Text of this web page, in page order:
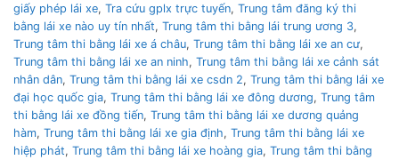
giấy phép lái xe, Tra cứu gplx trực tuyến, Trung tâm đăng ký thi
bằng lái xe nào uy tín nhất, Trung tâm thi bằng lái trung ương 3,
Trung tâm thi bằng lái xe á châu, Trung tâm thi bằng lái xe an cư,
Trung tâm thi bằng lái xe an ninh, Trung tâm thi bằng lái xe cảnh sát
nhân dân, Trung tâm thi bằng lái xe csdn 2, Trung tâm thi bằng lái xe
đại học quốc gia, Trung tâm thi bằng lái xe đông dương, Trung tâm
thi bằng lái xe đồng tiến, Trung tâm thi bằng lái xe dương quảng
hàm, Trung tâm thi bằng lái xe gia định, Trung tâm thi bằng lái xe
hiệp phát, Trung tâm thi bằng lái xe hoàng gia, Trung tâm thi bằng